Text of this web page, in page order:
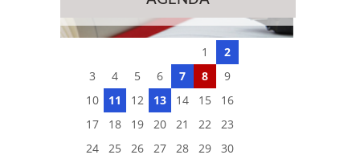
1
2
3
4 5 6 7 8
9
10
11 12 13 14 15
16
17
18 19 20 21 22
23
24
25 26 27 28 29
30